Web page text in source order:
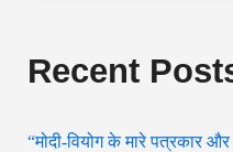
Recent
“मोदी-वियोग के मारे पत्रकार